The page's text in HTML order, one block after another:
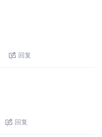
回复
回复